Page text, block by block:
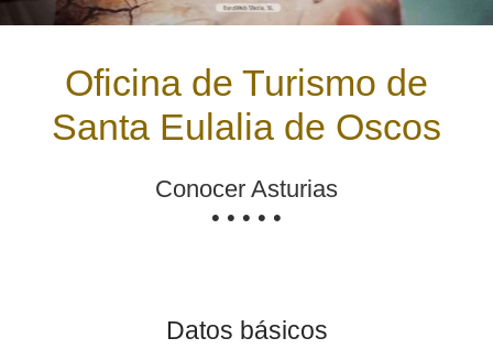
Oficina de Turismo de
Santa Eulalia de Oscos
Conocer Asturias
• • • • •
Datos básicos